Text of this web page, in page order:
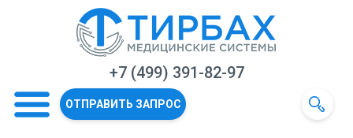
+7 (499) 391-82-97
ОТПРАВИТЬ ЗАПРОС